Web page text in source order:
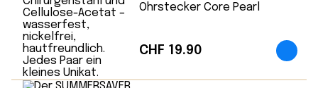
Ohrstecker Core Pearl
CHF 19.90